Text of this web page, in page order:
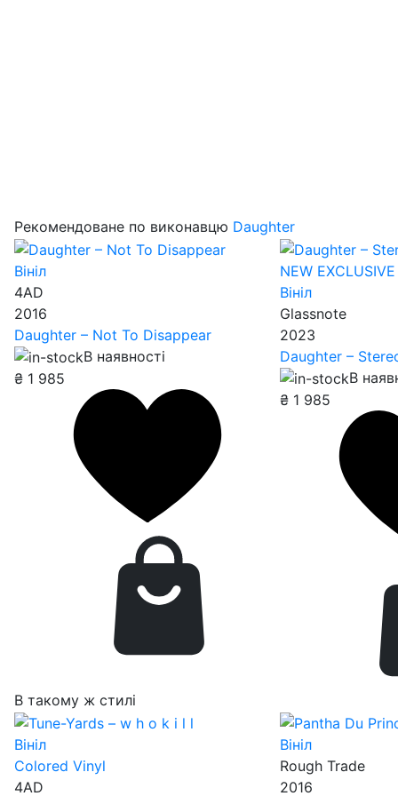
Рекомендоване по виконавцю Daughter
Вініл
4AD
2016
Daughter – Not To Disappear
В наявності
₴ 1 985
NEW EXCLUSIVE
Вініл
Glassnote
2023
Daughter –
В
₴ 1 985
В такому ж стилі
Вініл
Colored Vinyl
4AD
Вініл
Rough Trade
2016